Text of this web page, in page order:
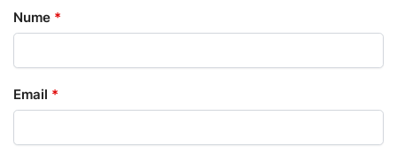
Nume *
Email *